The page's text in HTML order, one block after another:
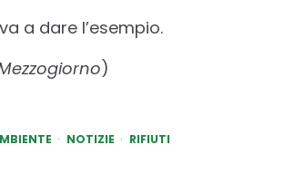
a dare l’esempio.
)
NOTIZIE RIFIUTI